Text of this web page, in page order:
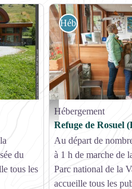
- Marie-Laure Tonnelier
du
tous les
pnv
Hébergement
Hébergement
Refuge de Rosuel
Au départ de
à 1 h de marche de
Parc national de la
accueille tous les